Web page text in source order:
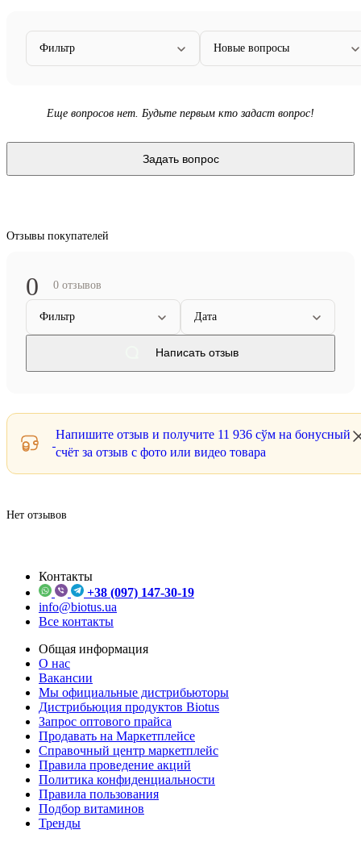
Фильтр Новые вопросы
Еще вопросов нет. Будьте первым кто задаст вопрос!
Задать вопрос
Отзывы покупателей
0 0 отзывов
Фильтр Дата
Написать отзыв
Напишите отзыв и получите 11 936 сўм на бонусный
счёт за отзыв с фото или видео товара
Нет отзывов
Контакты
+38 (097) 147-30-19
info@biotus.ua
Все контакты
Общая информация
О нас
Вакансии
Мы официальные дистрибьюторы
Дистрибьюция продуктов Biotus
Запрос оптового прайса
Продавать на Маркетплейсе
Справочный центр маркетплейс
Правила проведение акций
Политика конфиденциальности
Правила пользования
Подбор витаминов
Тренды